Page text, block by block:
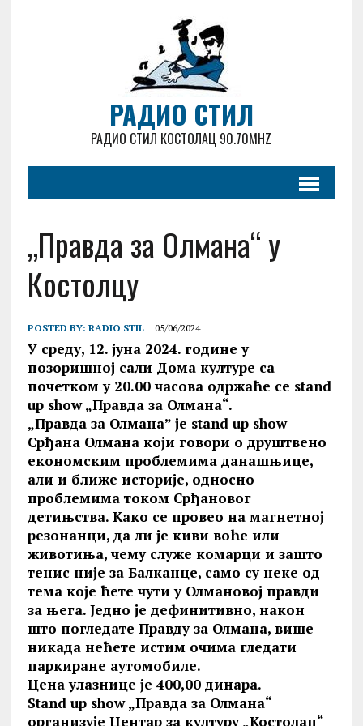
РАДИО СТИЛ
РАДИО СТИЛ КОСТОЛАЦ 90.70MHZ
„Правда за Олмана“ у
Костолцу
POSTED BY: RADIO STIL 05/06/2024
У среду, 12. јуна 2024. године у
позоришној сали Дома културе са
почетком у 20.00 часова одржаће се stand
up show „Правда за Олмана“.
„Правда за Олмана” је stand up show
Срђана Олмана који говори о друштвено
економским проблемима данашњице,
али и ближе историје, односно
проблемима током Срђановог
детињства. Како се провео на магнетној
резонанци, да ли је киви воће или
животиња, чему служе комарци и зашто
тенис није за Балканце, само су неке од
тема које ћете чути у Олмановој правди
за њега. Једно је дефинитивно, након
што погледате Правду за Олмана, више
никада нећете истим очима гледати
паркиране аутомобиле.
Цена улазнице је 400,00 динара.
Stand up show „Правда за Олмана“
организује Центар за културу „Костолац“